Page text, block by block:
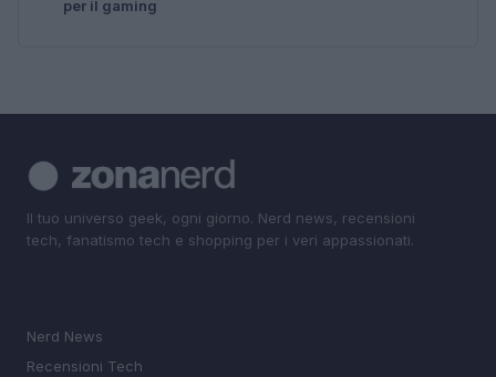
per il gaming
Il tuo universo geek, ogni giorno. Nerd news, recensioni
tech, fanatismo tech e shopping per i veri appassionati.
Nerd News
Recensioni Tech